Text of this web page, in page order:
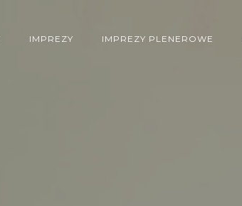
IMPREZY IMPREZY PLENEROWE